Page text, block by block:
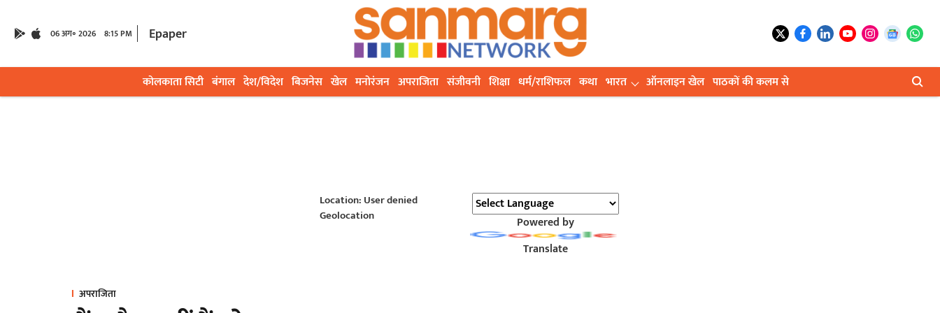
06 अग॰ 2026 8:15 PM Epaper
कोलकाता सिटी बंगाल देश/विदेश बिजनेस खेल मनोरंजन अपराजिता संजीवनी शिक्षा धर्म/राशिफल कथा भारत ऑनलाइन खेल पाठकों की कलम से
Location: User denied
Geolocation
Powered by
Translate
अपराजिता